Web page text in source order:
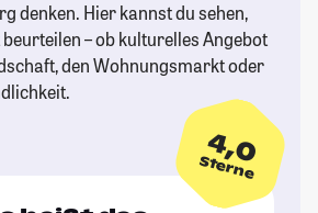
denken. Hier kannst du sehen,
– ob kulturelles Angebot
den Wohnungsmarkt oder
4,0
Sterne